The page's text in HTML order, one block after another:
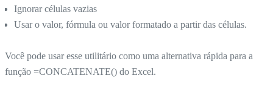
Ignorar células vazias
Usar o valor, fórmula ou valor formatado a partir das células.
Você pode usar esse utilitário como uma alternativa rápida para a
função =CONCATENATE() do Excel.